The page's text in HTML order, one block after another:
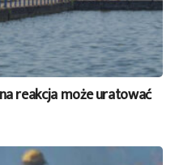
reakcja może uratować